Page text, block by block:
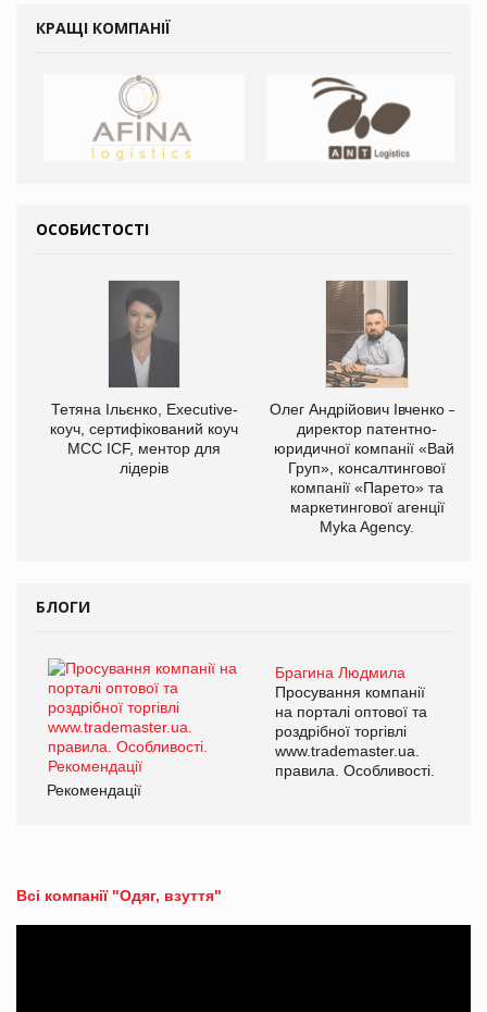
КРАЩІ КОМПАНІЇ
ОСОБИСТОСТІ
Тетяна Ільєнко, Executive-
коуч, сертифікований коуч
МСС ICF, ментор для
лідерів
Олег Андрійович Івченко —
директор патентно-
юридичної компанії «Вайз
Груп», консалтингової
компанії «Парето» та
маркетингової агенції
Myka Agency.
БЛОГИ
Брагина Людмила
Просування компанії
на порталі оптової та
роздрібної торгівлі
www.trademaster.ua.
правила. Особливості.
Рекомендації
Всі компанії "Одяг, взуття"